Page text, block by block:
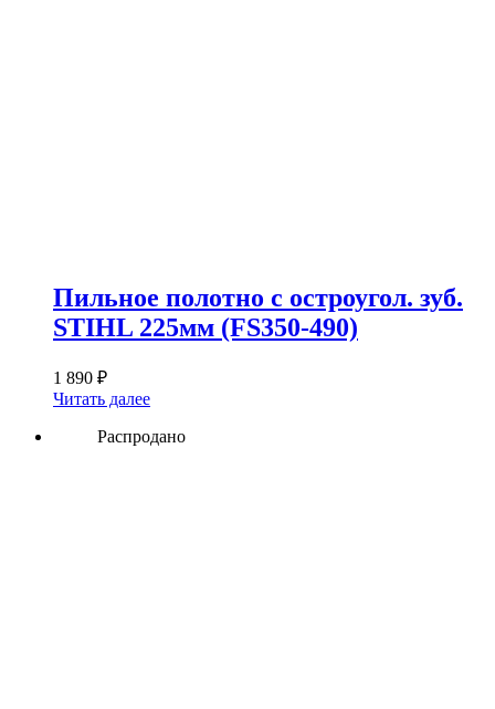
Пильное полотно с остроугол. зуб.
STIHL 225мм (FS350-490)
1 890 ₽
Читать далее
Распродано